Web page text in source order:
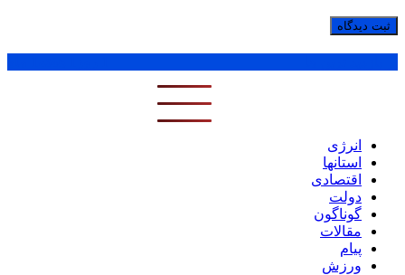
انرژی
استانها
اقتصادی
دولت
گوناگون
مقالات
پیام
ورزش